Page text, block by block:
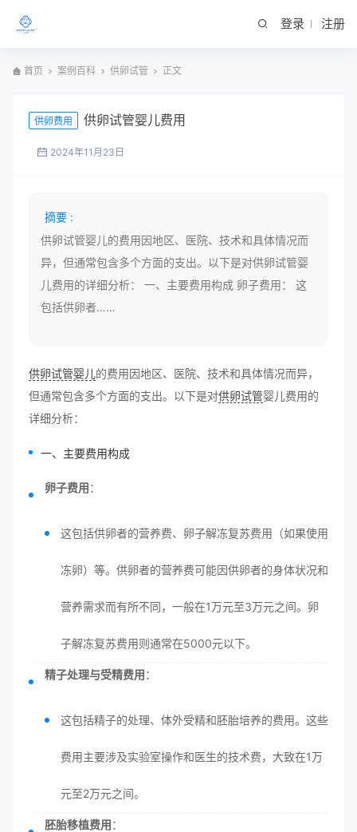
登录 注册
首页 案例百科 供卵试管 正文
供卵费用 供卵试管婴儿费用
2024年11月23日
摘要 :
供卵试管婴儿的费用因地区、医院、技术和具体情况而
异，但通常包含多个方面的支出。以下是对供卵试管婴
儿费用的详细分析： 一、主要费用构成 卵子费用： 这
包括供卵者……
供卵试管婴儿的费用因地区、医院、技术和具体情况而异，
但通常包含多个方面的支出。以下是对供卵试管婴儿费用的
详细分析：
一、主要费用构成
卵子费用：
这包括供卵者的营养费、卵子解冻复苏费用（如果使用
冻卵）等。供卵者的营养费可能因供卵者的身体状况和
营养需求而有所不同，一般在1万元至3万元之间。卵
子解冻复苏费用则通常在5000元以下。
精子处理与受精费用：
这包括精子的处理、体外受精和胚胎培养的费用。这些
费用主要涉及实验室操作和医生的技术费，大致在1万
元至2万元之间。
胚胎移植费用：